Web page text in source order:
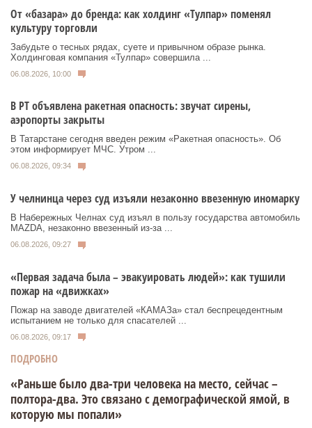
От «базара» до бренда: как холдинг «Тулпар» поменял
культуру торговли
Забудьте о тесных рядах, суете и привычном образе рынка.
Холдинговая компания «Тулпар» совершила ...
06.08.2026, 10:00
В РТ объявлена ракетная опасность: звучат сирены,
аэропорты закрыты
В Татарстане сегодня введен режим «Ракетная опасность». Об
этом информирует МЧС. Утром ...
06.08.2026, 09:34
У челнинца через суд изъяли незаконно ввезенную иномарку
В Набережных Челнах суд изъял в пользу государства автомобиль
MAZDA, незаконно ввезенный из‑за ...
06.08.2026, 09:27
«Первая задача была – эвакуировать людей»: как тушили
пожар на «движках»
Пожар на заводе двигателей «КАМАЗа» стал беспрецедентным
испытанием не только для спасателей ...
06.08.2026, 09:17
ПОДРОБНО
«Раньше было два-три человека на место, сейчас –
полтора-два. Это связано с демографической ямой, в
которую мы попали»